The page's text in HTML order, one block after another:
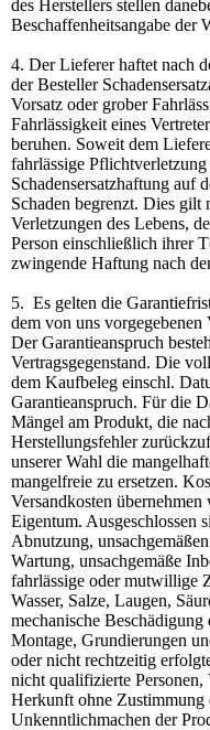
des Herstellers stellen
Beschaffenheitsangabe der
4. Der Lieferer haftet nach
der Besteller
Vorsatz oder grober
Fahrlässigkeit eines
beruhen. Soweit dem
fahrlässige
Schadensersatzhaftung auf
Schaden begrenzt. Dies
Verletzungen des Lebens,
Person einschließlich ihrer
zwingende Haftung nach
5. Es gelten die
dem von uns vorgegebenen
Der Garantieanspruch
Vertragsgegenstand. Die
dem Kaufbeleg einschl.
Garantieanspruch. Für die
Mängel am Produkt, die
Herstellungsfehler
unserer Wahl die
mangelfreie zu ersetzen.
Versandkosten
Eigentum. Ausgeschlossen
Abnutzung,
Wartung, unsachgemäße
fahrlässige oder mutwillige
Wasser, Salze, Laugen,
mechanische
Montage, Grundierungen
oder nicht rechtzeitig
nicht qualifizierte
Herkunft ohne Zustimmung
Unkenntlichmachen der